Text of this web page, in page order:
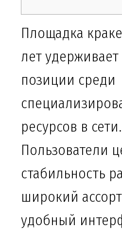
Площадка
лет
позиции среди
ресурсов в сети.
Пользователи
стабильность
широкий
удобный